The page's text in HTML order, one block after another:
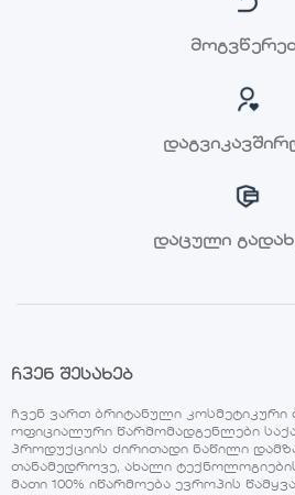
დაცული
ჩვენ შესახებ
ჩვენ ვართ ბრიტანული კოსმეტიკური
ოფიციალური წარმომადგენლები
პროდუქციის ძირითადი ნაწილი
თანამედროვე, ახალი
მათი 100% იწარმოება ევროპის